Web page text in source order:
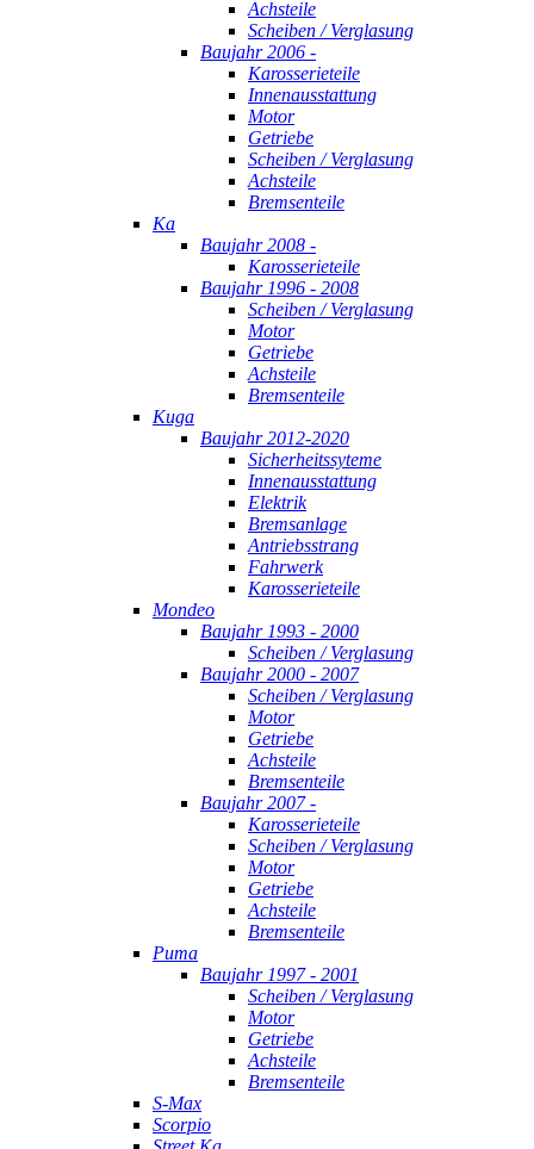
Achsteile
Scheiben / Verglasung
Baujahr 2006 -
Karosserieteile
Innenausstattung
Motor
Getriebe
Scheiben / Verglasung
Achsteile
Bremsenteile
Ka
Baujahr 2008 -
Karosserieteile
Baujahr 1996 - 2008
Scheiben / Verglasung
Motor
Getriebe
Achsteile
Bremsenteile
Kuga
Baujahr 2012-2020
Sicherheitssyteme
Innenausstattung
Elektrik
Bremsanlage
Antriebsstrang
Fahrwerk
Karosserieteile
Mondeo
Baujahr 1993 - 2000
Scheiben / Verglasung
Baujahr 2000 - 2007
Scheiben / Verglasung
Motor
Getriebe
Achsteile
Bremsenteile
Baujahr 2007 -
Karosserieteile
Scheiben / Verglasung
Motor
Getriebe
Achsteile
Bremsenteile
Puma
Baujahr 1997 - 2001
Scheiben / Verglasung
Motor
Getriebe
Achsteile
Bremsenteile
S-Max
Scorpio